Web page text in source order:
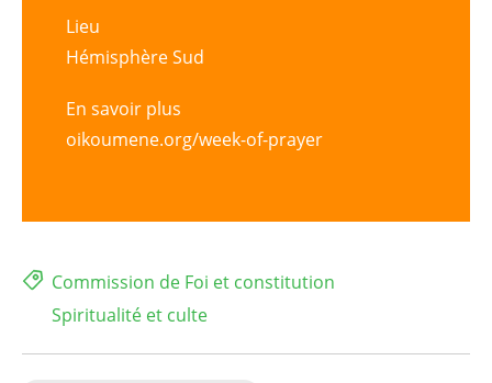
Lieu
Hémisphère Sud
En savoir plus
oikoumene.org/week-of-prayer
Commission de Foi et constitution
Spiritualité et culte